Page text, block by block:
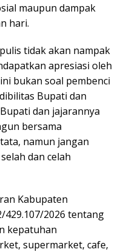
maupun dampak
hari.
tidak akan nampak
apresiasi oleh
bukan soal pembenci
Bupati dan
dan jajarannya
bersama
namun jangan
dan celah
Kabupaten
429.107/2026 tentang
kepatuhan
supermarket, cafe,